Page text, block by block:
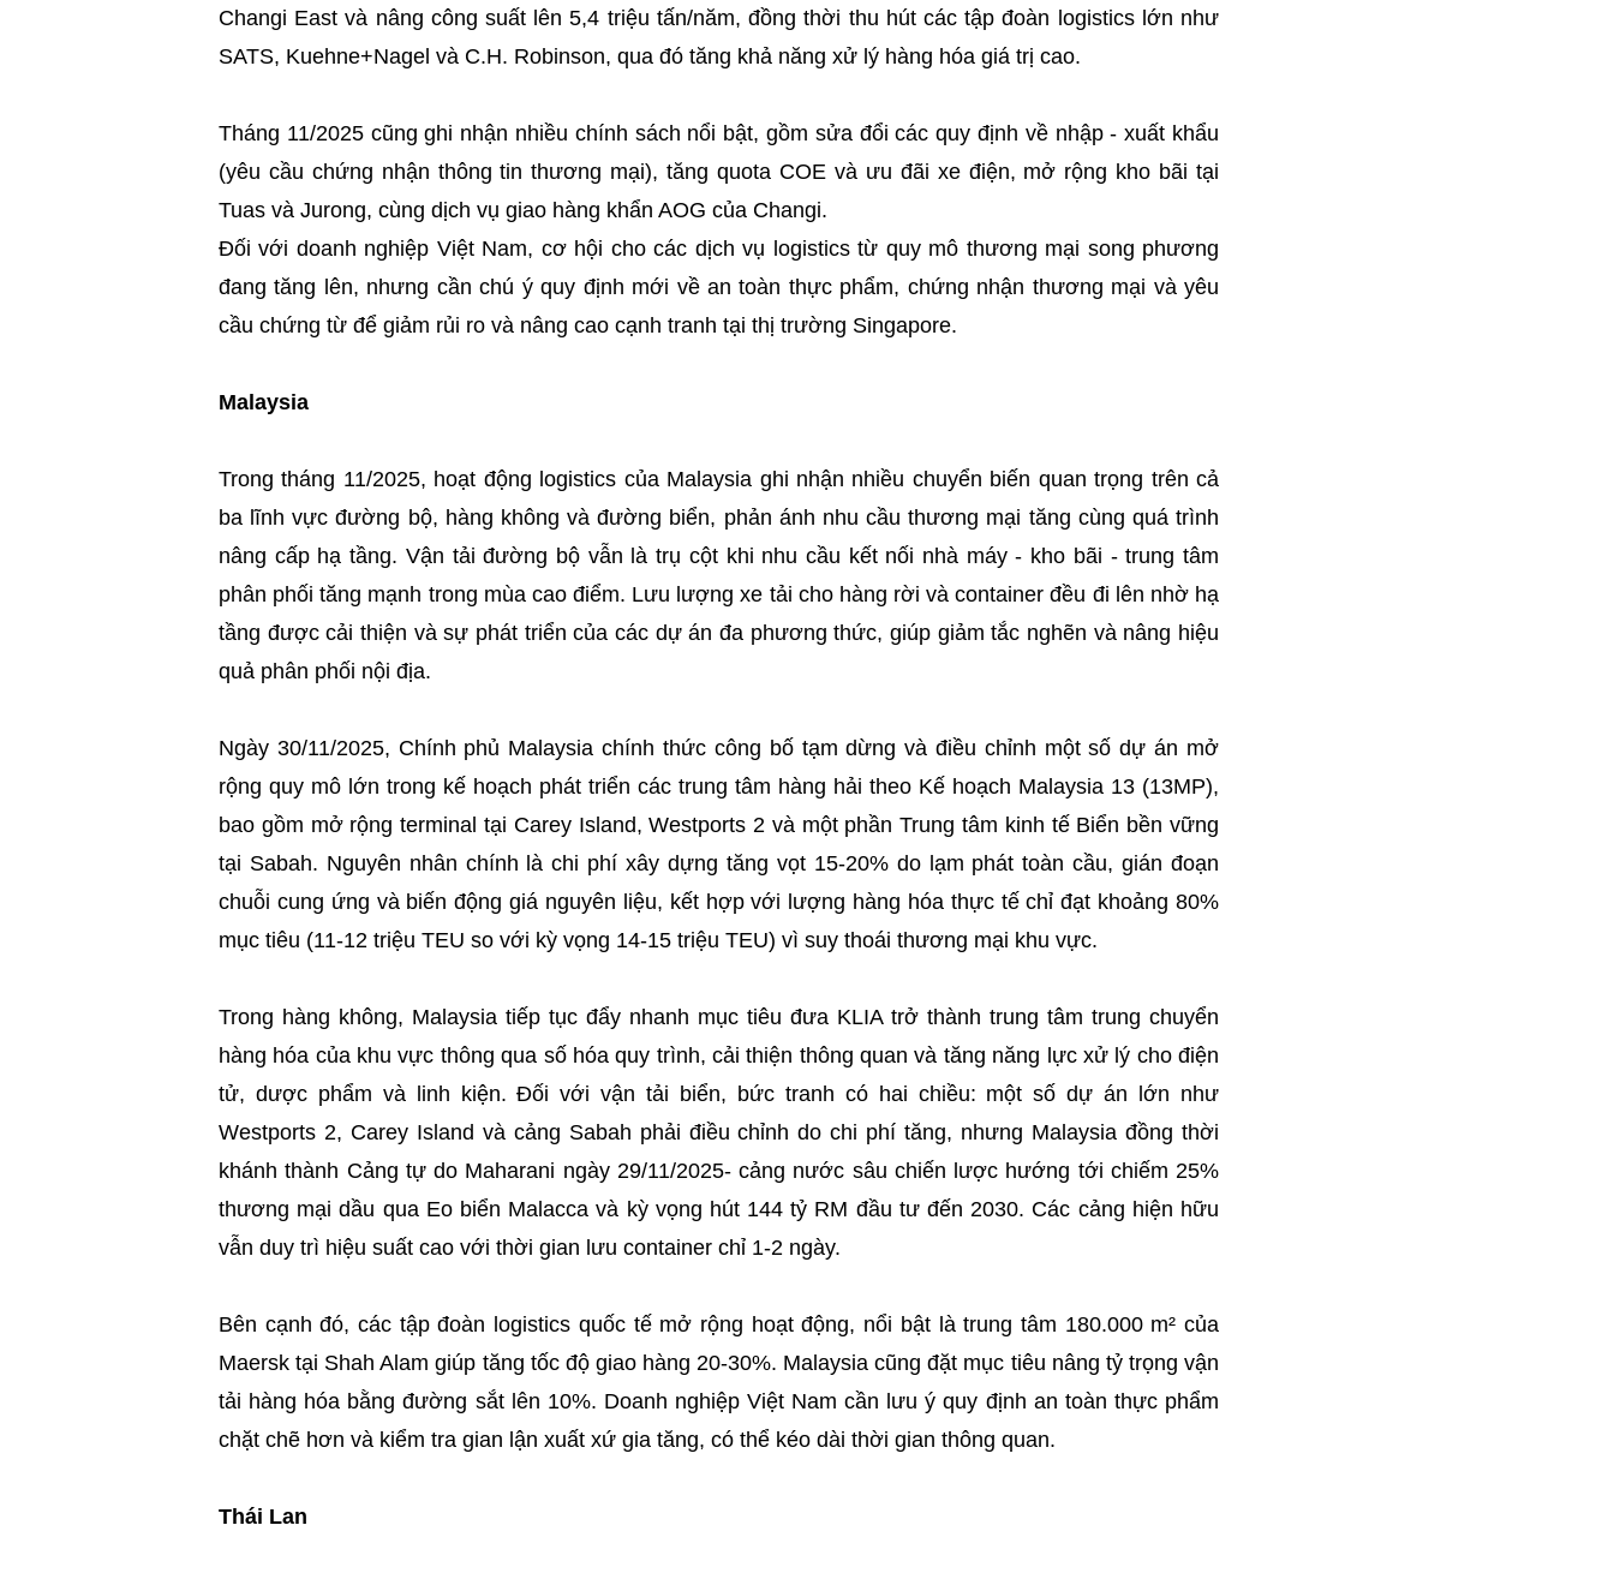
Changi East và nâng công suất lên 5,4 triệu tấn/năm, đồng thời thu hút các tập đoàn logistics lớn như
SATS, Kuehne+Nagel và C.H. Robinson, qua đó tăng khả năng xử lý hàng hóa giá trị cao.
Tháng 11/2025 cũng ghi nhận nhiều chính sách nổi bật, gồm sửa đổi các quy định về nhập - xuất khẩu
(yêu cầu chứng nhận thông tin thương mại), tăng quota COE và ưu đãi xe điện, mở rộng kho bãi tại
Tuas và Jurong, cùng dịch vụ giao hàng khẩn AOG của Changi.
Đối với doanh nghiệp Việt Nam, cơ hội cho các dịch vụ logistics từ quy mô thương mại song phương
đang tăng lên, nhưng cần chú ý quy định mới về an toàn thực phẩm, chứng nhận thương mại và yêu
cầu chứng từ để giảm rủi ro và nâng cao cạnh tranh tại thị trường Singapore.
Malaysia
Trong tháng 11/2025, hoạt động logistics của Malaysia ghi nhận nhiều chuyển biến quan trọng trên cả
ba lĩnh vực đường bộ, hàng không và đường biển, phản ánh nhu cầu thương mại tăng cùng quá trình
nâng cấp hạ tầng. Vận tải đường bộ vẫn là trụ cột khi nhu cầu kết nối nhà máy - kho bãi - trung tâm
phân phối tăng mạnh trong mùa cao điểm. Lưu lượng xe tải cho hàng rời và container đều đi lên nhờ hạ
tầng được cải thiện và sự phát triển của các dự án đa phương thức, giúp giảm tắc nghẽn và nâng hiệu
quả phân phối nội địa.
Ngày 30/11/2025, Chính phủ Malaysia chính thức công bố tạm dừng và điều chỉnh một số dự án mở
rộng quy mô lớn trong kế hoạch phát triển các trung tâm hàng hải theo Kế hoạch Malaysia 13 (13MP),
bao gồm mở rộng terminal tại Carey Island, Westports 2 và một phần Trung tâm kinh tế Biển bền vững
tại Sabah. Nguyên nhân chính là chi phí xây dựng tăng vọt 15-20% do lạm phát toàn cầu, gián đoạn
chuỗi cung ứng và biến động giá nguyên liệu, kết hợp với lượng hàng hóa thực tế chỉ đạt khoảng 80%
mục tiêu (11-12 triệu TEU so với kỳ vọng 14-15 triệu TEU) vì suy thoái thương mại khu vực.
Trong hàng không, Malaysia tiếp tục đẩy nhanh mục tiêu đưa KLIA trở thành trung tâm trung chuyển
hàng hóa của khu vực thông qua số hóa quy trình, cải thiện thông quan và tăng năng lực xử lý cho điện
tử, dược phẩm và linh kiện. Đối với vận tải biển, bức tranh có hai chiều: một số dự án lớn như
Westports 2, Carey Island và cảng Sabah phải điều chỉnh do chi phí tăng, nhưng Malaysia đồng thời
khánh thành Cảng tự do Maharani ngày 29/11/2025- cảng nước sâu chiến lược hướng tới chiếm 25%
thương mại dầu qua Eo biển Malacca và kỳ vọng hút 144 tỷ RM đầu tư đến 2030. Các cảng hiện hữu
vẫn duy trì hiệu suất cao với thời gian lưu container chỉ 1-2 ngày.
Bên cạnh đó, các tập đoàn logistics quốc tế mở rộng hoạt động, nổi bật là trung tâm 180.000 m² của
Maersk tại Shah Alam giúp tăng tốc độ giao hàng 20-30%. Malaysia cũng đặt mục tiêu nâng tỷ trọng vận
tải hàng hóa bằng đường sắt lên 10%. Doanh nghiệp Việt Nam cần lưu ý quy định an toàn thực phẩm
chặt chẽ hơn và kiểm tra gian lận xuất xứ gia tăng, có thể kéo dài thời gian thông quan.
Thái Lan